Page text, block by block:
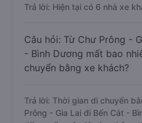
Trả lời: Hiện tại có 6 nhà xe
Câu hỏi: Từ Chư Prông -
- Bình Dương mất bao
chuyển bằng xe khách?
Trả lời: Thời gian di chuyển
Prông - Gia Lai đi Bến Cát -